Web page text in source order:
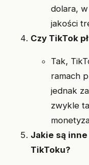
dolara,
jakości
Czy TikTok
Tak,
ramach
jednak
zwykle
Jakie są
TikToku?